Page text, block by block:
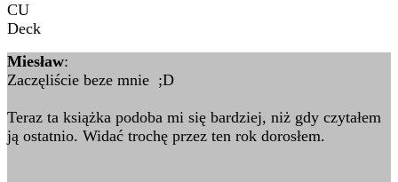
CU
Deck
Miesław:
Zaczęliście beze mnie ;D
Teraz ta książka podoba mi się bardziej, niż gdy czytałem
ją ostatnio. Widać trochę przez ten rok dorosłem.